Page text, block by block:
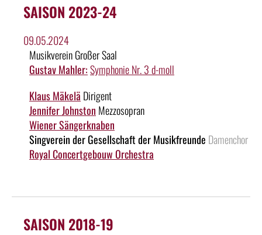
SAISON 2023-24
09.05.2024
Musikverein Großer Saal
Gustav Mahler:Symphonie Nr. 3 d-moll
Klaus Mäkelä Dirigent
Jennifer Johnston Mezzosopran
Wiener Sängerknaben
Singverein der Gesellschaft der Musikfreunde Damenchor
Royal Concertgebouw Orchestra
SAISON 2018-19